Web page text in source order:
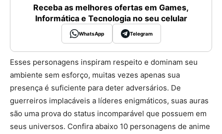
Receba as melhores ofertas em Games,
Informática e Tecnologia no seu celular
WhatsApp Telegram
Esses personagens inspiram respeito e dominam seu
ambiente sem esforço, muitas vezes apenas sua
presença é suficiente para deter adversários. De
guerreiros implacáveis a líderes enigmáticos, suas auras
são uma prova do status incomparável que possuem em
seus universos. Confira abaixo 10 personagens de anime